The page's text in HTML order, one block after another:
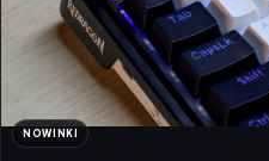
NOWINKI